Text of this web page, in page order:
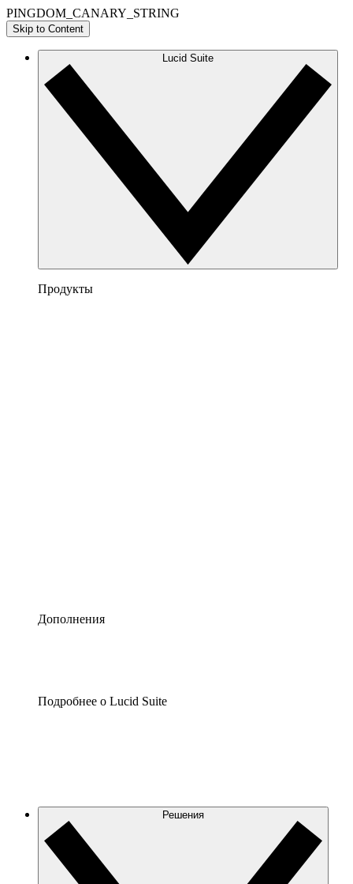
PINGDOM_CANARY_STRING
Skip to Content
Lucid Suite
Продукты
Дополнения
Подробнее о Lucid Suite
Решения